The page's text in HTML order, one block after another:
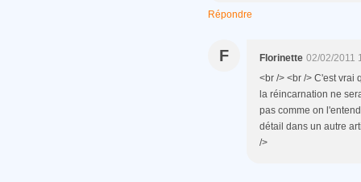
Répondre
F Florinette 02/02/2011
<br /> <br /> C'est vrai
la réincarnation ne
pas comme on
détail dans un autre
/>